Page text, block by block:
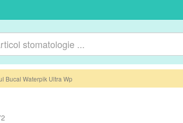
Bucal Waterpik Ultra Wp